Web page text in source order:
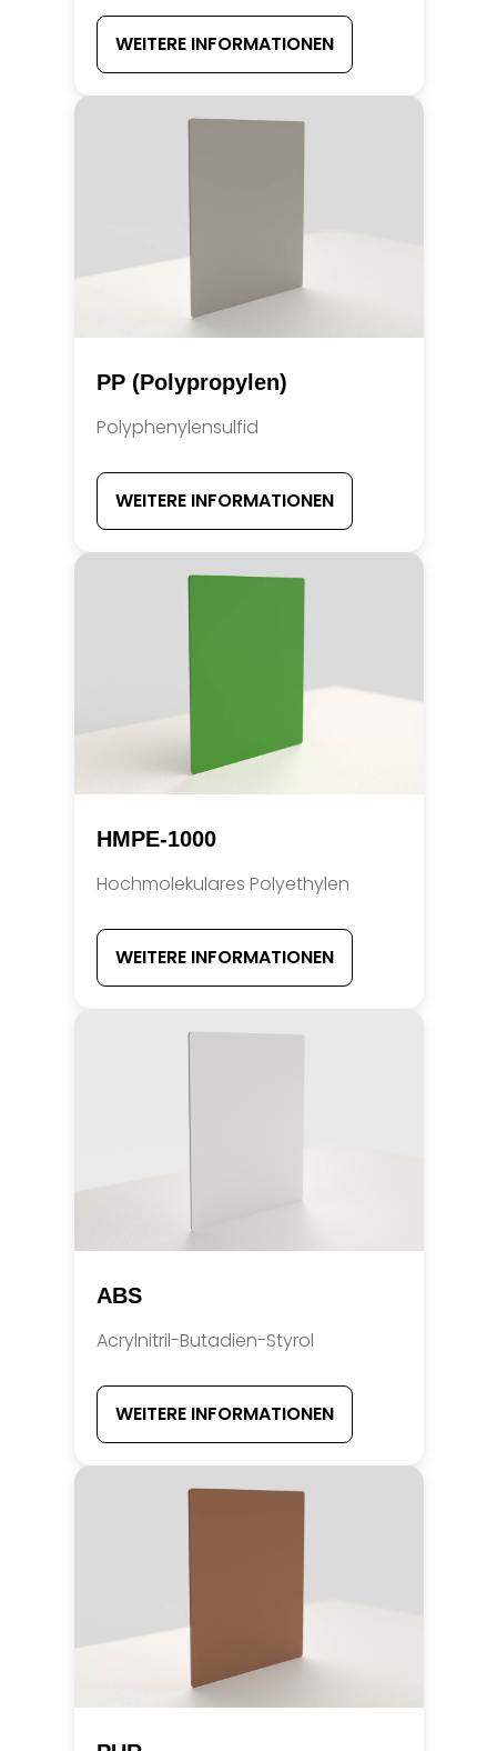
WEITERE INFORMATIONEN
PP (Polypropylen)
Polyphenylensulfid
WEITERE INFORMATIONEN
HMPE-1000
Hochmolekulares Polyethylen
WEITERE INFORMATIONEN
ABS
Acrylnitril-Butadien-Styrol
WEITERE INFORMATIONEN